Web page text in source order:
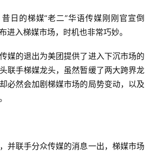
日的梯媒“老二”华语传媒刚刚官宣倒
进入梯媒市场，时机也非常巧妙。
媒的退出为美团提供了进入下沉市场的
联手梯媒龙头，虽然暂缓了两大跨界龙
必然会加剧梯媒市场的局势变动，以及
并联手分众传媒的消息一出，梯媒市场